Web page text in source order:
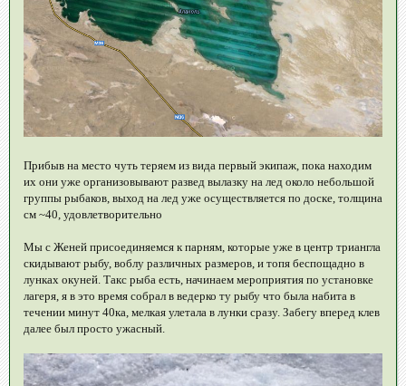
Прибыв на место чуть теряем из вида первый экипаж, пока находим
их они уже организовывают развед вылазку на лед около небольшой
группы рыбаков, выход на лед уже осуществляется по доске, толщина
см ~40, удовлетворительно
Мы с Женей присоединяемся к парням, которые уже в центр триангла
скидывают рыбу, воблу различных размеров, и топя беспощадно в
лунках окуней. Такс рыба есть, начинаем мероприятия по установке
лагеря, я в это время собрал в ведерко ту рыбу что была набита в
течении минут 40ка, мелкая улетала в лунки сразу. Забегу вперед клев
далее был просто ужасный.